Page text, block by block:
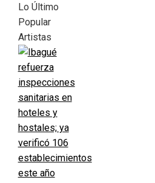
Lo Último
Popular
Artistas